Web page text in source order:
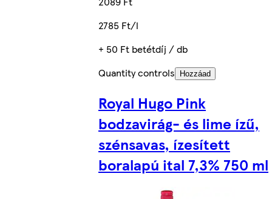
2785 Ft/l
+ 50 Ft betétdíj / db
Quantity controls
Hozzáad
Royal Hugo Pink
bodzavirág- és lime ízű,
szénsavas, ízesített
boralapú ital 7,3% 750 ml